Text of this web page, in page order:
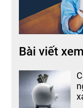
Bài viết